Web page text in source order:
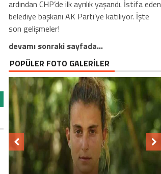
ardından CHP’de ilk ayrılık yaşandı. İstifa eden
belediye başkanı AK Parti’ye katılıyor. İşte
son gelişmeler!
devamı sonraki sayfada…
POPÜLER FOTO GALERİLER